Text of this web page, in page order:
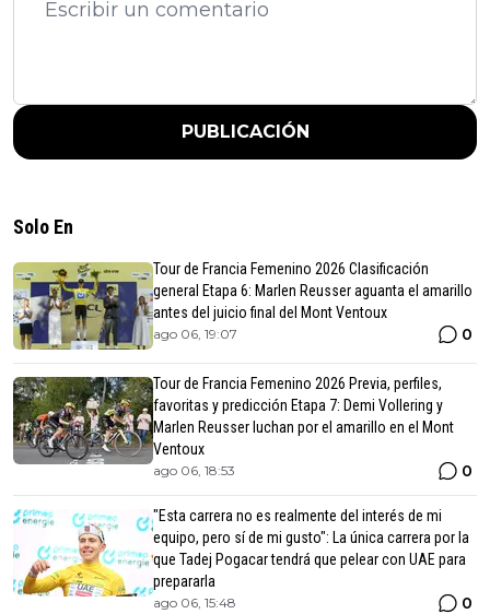
PUBLICACIÓN
Solo En
Tour de Francia Femenino 2026 Clasificación
general Etapa 6: Marlen Reusser aguanta el amarillo
antes del juicio final del Mont Ventoux
ago 06, 19:07 0
Tour de Francia Femenino 2026 Previa, perfiles,
favoritas y predicción Etapa 7: Demi Vollering y
Marlen Reusser luchan por el amarillo en el Mont
Ventoux
ago 06, 18:53 0
"Esta carrera no es realmente del interés de mi
equipo, pero sí de mi gusto": La única carrera por la
que Tadej Pogacar tendrá que pelear con UAE para
prepararla
ago 06, 15:48 0